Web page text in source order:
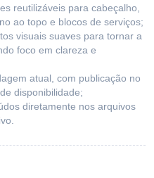
reutilizáveis para cabeçalho,
ao topo e blocos de serviços;
visuais suaves para tornar a
foco em clareza e
atual, com publicação no
disponibilidade;
diretamente nos arquivos